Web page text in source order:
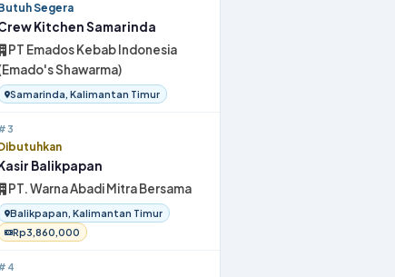
Segera
Kitchen Samarinda
PT Emados Kebab Indonesia
Shawarma)
Samarinda, Kalimantan Timur
Balikpapan
PT. Warna Abadi Mitra Bersama
Balikpapan, Kalimantan Timur
Rp3,860,000